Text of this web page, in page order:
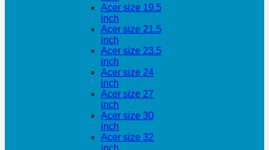
Acer size 19.5
inch
Acer size 21.5
inch
Acer size 23.5
inch
Acer size 24
inch
Acer size 27
inch
Acer size 30
inch
Acer size 32
inch